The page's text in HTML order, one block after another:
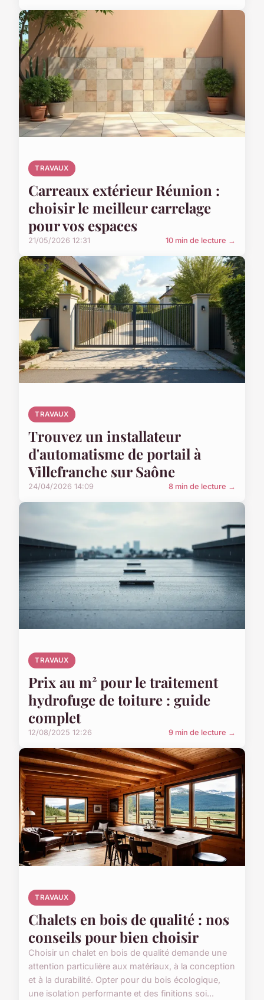
TRAVAUX
Carreaux extérieur Réunion :
choisir le meilleur carrelage
pour vos espaces
21/05/2026 12:31 10 min de lecture →
TRAVAUX
Trouvez un installateur
d'automatisme de portail à
Villefranche sur Saône
24/04/2026 14:09 8 min de lecture →
TRAVAUX
Prix au m² pour le traitement
hydrofuge de toiture : guide
complet
12/08/2025 12:26 9 min de lecture →
TRAVAUX
Chalets en bois de qualité : nos
conseils pour bien choisir
Choisir un chalet en bois de qualité demande une
attention particulière aux matériaux, à la conception
et à la durabilité. Opter pour du bois écologique,
une isolation performante et des finitions soi...